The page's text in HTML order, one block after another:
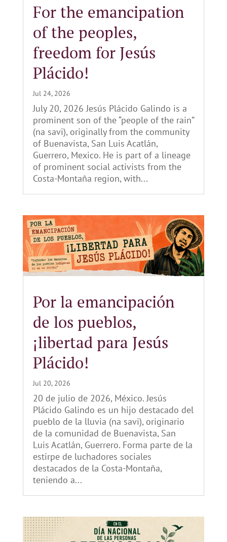
For the emancipation
of the peoples,
freedom for Jesús
Plácido!
Jul 24, 2026
July 20, 2026 Jesús Plácido Galindo is a
prominent son of the “people of the rain”
(na savi), originally from the community
of Buenavista, San Luis Acatlán,
Guerrero, Mexico. He is part of a lineage
of prominent social activists from the
Costa-Montaña region, with...
Por la emancipación
de los pueblos,
¡libertad para Jesús
Plácido!
Jul 20, 2026
20 de julio de 2026, México. Jesús
Plácido Galindo es un hijo destacado del
pueblo de la lluvia (na savi), originario
de la comunidad de Buenavista, San
Luis Acatlán, Guerrero. Forma parte de la
estirpe de luchadores sociales
destacados de la Costa-Montaña,
teniendo a...